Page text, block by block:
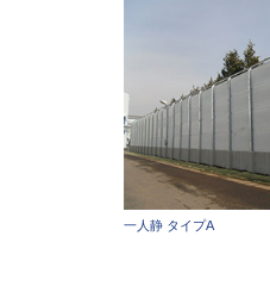
一人静 タイプA